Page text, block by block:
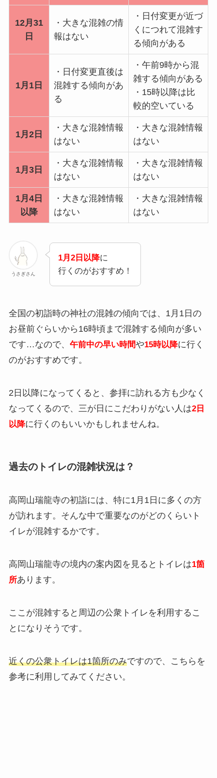
12月31
日
・大きな混雑の情
報はない
・日付変更が近づ
くにつれて混雑す
る傾向がある
1月1日
・日付変更直後は
混雑する傾向があ
る
・午前9時から混
雑する傾向がある
・15時以降は比
較的空いている
1月2日
・大きな混雑情報
はない
・大きな混雑情報
はない
1月3日
・大きな混雑情報
はない
・大きな混雑情報
はない
1月4日
以降
・大きな混雑情報
はない
・大きな混雑情報
はない
うさぎさん
1月2日以降に
行くのがおすすめ！
全国の初詣時の神社の混雑の傾向では、1月1日の
お昼前ぐらいから16時頃まで混雑する傾向が多い
です…なので、 午前中の早い時間や15時以降に行く
のがおすすめです。
2日以降になってくると、参拝に訪れる方も少なく
なってくるので、三が日にこだわりがない人は2日
以降に行くのもいいかもしれませんね。
過去のトイレの混雑状況は？
高岡山瑞龍寺の初詣には、特に1月1日に多くの方
が訪れます。そんな中で重要なのがどのくらいト
イレが混雑するかです。
高岡山瑞龍寺の境内の案内図を見るとトイレは1箇
所あります。
ここが混雑すると周辺の公衆トイレを利用するこ
とになりそうです。
近くの公衆トイレは1箇所のみですので、こちらを
参考に利用してみてください。